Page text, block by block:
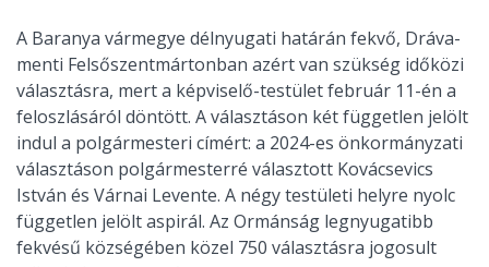
A Baranya vármegye délnyugati határán fekvő, Dráva-
menti Felsőszentmártonban azért van szükség időközi
választásra, mert a képviselő-testület február 11-én a
feloszlásáról döntött. A választáson két független jelölt
indul a polgármesteri címért: a 2024-es önkormányzati
választáson polgármesterré választott Kovácsevics
István és Várnai Levente. A négy testületi helyre nyolc
független jelölt aspirál. Az Ormánság legnyugatibb
fekvésű községében közel 750 választásra jogosult